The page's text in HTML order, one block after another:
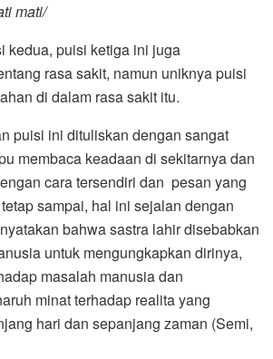
mati/
kedua, puisi ketiga ini juga
rasa sakit, namun uniknya puisi
di dalam rasa sakit itu.
puisi ini dituliskan dengan sangat
membaca keadaan di sekitarnya dan
cara tersendiri dan pesan yang
sampai, hal ini sejalan dengan
bahwa sastra lahir disebabkan
untuk mengungkapkan dirinya,
masalah manusia dan
minat terhadap realita yang
hari dan sepanjang zaman (Semi,